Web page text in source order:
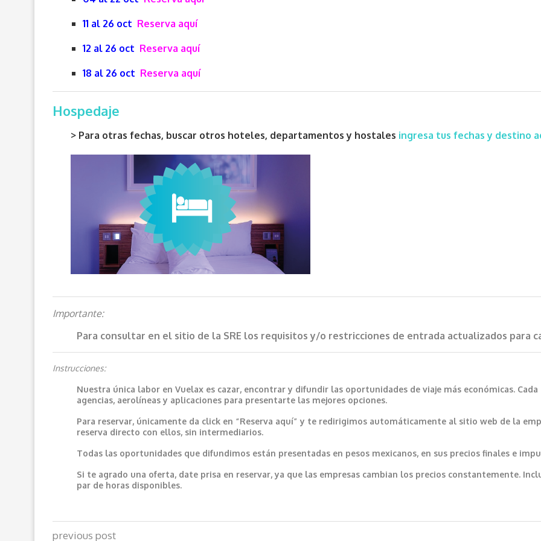
11 al 26 oct Reserva aquí
12 al 26 oct Reserva aquí
18 al 26 oct Reserva aquí
Hospedaje
> Para otras fechas, buscar otros hoteles, departamentos y hostales ingresa tus fechas y destino
Importante:
Para consultar en el sitio de la SRE los requisitos y/o restricciones de entrada actualizados para
Instrucciones:
Nuestra única labor en Vuelax es cazar, encontrar y difundir las oportunidades de viaje más económicas.
agencias, aerolíneas y aplicaciones para presentarte las mejores opciones.
Para reservar, únicamente da click en “Reserva aquí” y te redirigimos automáticamente al sitio web de la
reserva directo con ellos, sin intermediarios.
Todas las oportunidades que difundimos están presentadas en pesos mexicanos, en sus precios finales e
Si te agrado una oferta, date prisa en reservar, ya que las empresas cambian los precios constantemente.
par de horas disponibles.
previous post